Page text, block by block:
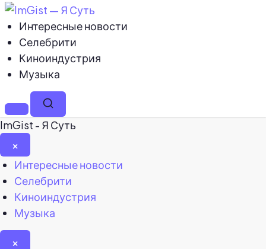
Интересные новости
Селебрити
Киноиндустрия
Музыка
МенюПоиск
ImGist - Я Суть
×
Закрыть
меню
Интересные новости
Селебрити
Киноиндустрия
Музыка
×